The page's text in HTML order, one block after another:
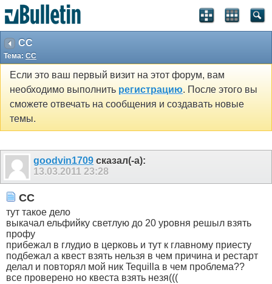
СС
Тема: СС
Если это ваш первый визит на этот форум, вам
необходимо выполнить регистрацию. После этого вы
сможете отвечать на сообщения и создавать новые
темы.
goodvin1709 сказал(-а):
13.03.2011 23:28
СС
тут такое дело
выкачал ельфийку светлую до 20 уровня решыл взять
профу
прибежал в глудио в церковь и тут к главному приесту
подбежал а квест взять нельзя в чем причина и рестарт
делал и повторял мой ник Tequilla в чем проблема??
все проверено но квеста взять незя(((